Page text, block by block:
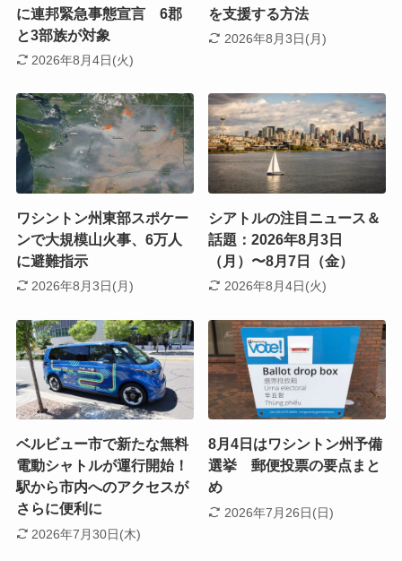
に連邦緊急事態宣言 6郡
と3部族が対象
2026年8月4日(火)
を支援する方法
2026年8月3日(月)
ワシントン州東部スポケー
ンで大規模山火事、6万人
に避難指示
2026年8月3日(月)
シアトルの注目ニュース＆
話題：2026年8月3日
（月）〜8月7日（金）
2026年8月4日(火)
ベルビュー市で新たな無料
電動シャトルが運行開始！
駅から市内へのアクセスが
さらに便利に
2026年7月30日(木)
8月4日はワシントン州予備
選挙 郵便投票の要点まと
め
2026年7月26日(日)